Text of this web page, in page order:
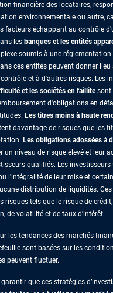
financière des locataires,
environnementale ou autre,
facteurs échappant au contrôle
les banques et les entités
soumis à une réglementation
ces entités peuvent donner
et à d'autres risques. Les
et les sociétés en faillitesont
d'obligations en
Les titres moins à haute
davantage de risques que les
Les obligations adossées à
un niveau de risque élevé et leur
qualifiés. Les
l'intégralité de leur mise et
distribution de liquidités.
risques tels que le risque de
de volatilité et de taux d'intérêt.
les tendances des marchés
sont basées sur les
peuvent fluctuer.
garantir que ces stratégies